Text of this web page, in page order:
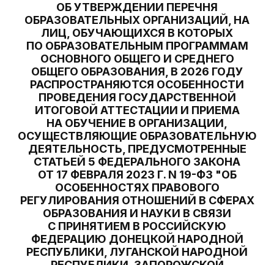
ОБ УТВЕРЖДЕНИИ ПЕРЕЧНЯ
ОБРАЗОВАТЕЛЬНЫХ ОРГАНИЗАЦИЙ, НА
ЛИЦ, ОБУЧАЮЩИХСЯ В КОТОРЫХ
ПО ОБРАЗОВАТЕЛЬНЫМ ПРОГРАММАМ
ОСНОВНОГО ОБЩЕГО И СРЕДНЕГО
ОБЩЕГО ОБРАЗОВАНИЯ, В 2026 ГОДУ
РАСПРОСТРАНЯЮТСЯ ОСОБЕННОСТИ
ПРОВЕДЕНИЯ ГОСУДАРСТВЕННОЙ
ИТОГОВОЙ АТТЕСТАЦИИ И ПРИЕМА
НА ОБУЧЕНИЕ В ОРГАНИЗАЦИИ,
ОСУЩЕСТВЛЯЮЩИЕ ОБРАЗОВАТЕЛЬНУЮ
ДЕЯТЕЛЬНОСТЬ, ПРЕДУСМОТРЕННЫЕ
СТАТЬЕЙ 5 ФЕДЕРАЛЬНОГО ЗАКОНА
ОТ 17 ФЕВРАЛЯ 2023 Г. N 19-ФЗ "ОБ
ОСОБЕННОСТЯХ ПРАВОВОГО
РЕГУЛИРОВАНИЯ ОТНОШЕНИЙ В СФЕРАХ
ОБРАЗОВАНИЯ И НАУКИ В СВЯЗИ
С ПРИНЯТИЕМ В РОССИЙСКУЮ
ФЕДЕРАЦИЮ ДОНЕЦКОЙ НАРОДНОЙ
РЕСПУБЛИКИ, ЛУГАНСКОЙ НАРОДНОЙ